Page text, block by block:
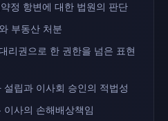
정 항변에 대한 법원의 판단
부동산 처분
리권으로 한 권한을 넘은 표현
립과 이사회 승인의 적법성
이사의 손해배상책임